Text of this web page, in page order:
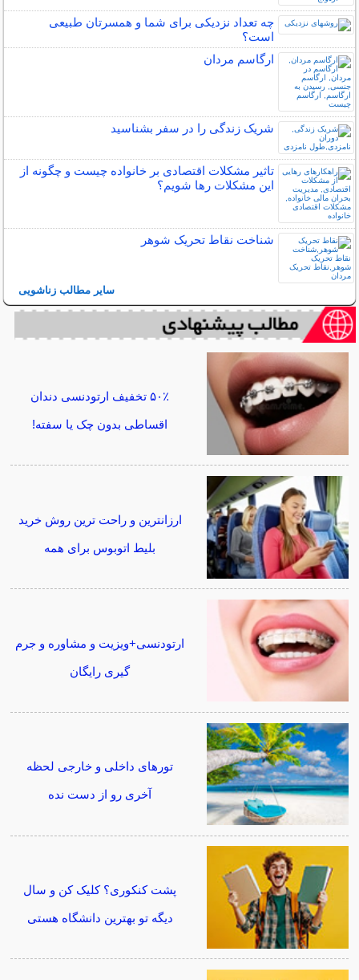
چه تعداد نزدیکی برای شما و همسرتان طبیعی
است؟
ارگاسم مردان
شریک زندگی را در سفر بشناسید
تاثیر مشکلات اقتصادی بر خانواده چیست و چگونه از
این مشکلات رها شویم؟
شناخت نقاط تحریک شوهر
سایر مطالب زناشویی
۵۰٪ تخفیف ارتودنسی دندان
اقساطی بدون چک یا سفته!
ارزانترین و راحت ترین روش خرید
بلیط اتوبوس برای همه
ارتودنسی+ویزیت و مشاوره و جرم
گیری رایگان
تورهای داخلی و خارجی لحظه
آخری رو از دست نده
پشت کنکوری؟ کلیک کن و سال
دیگه تو بهترین دانشگاه هستی